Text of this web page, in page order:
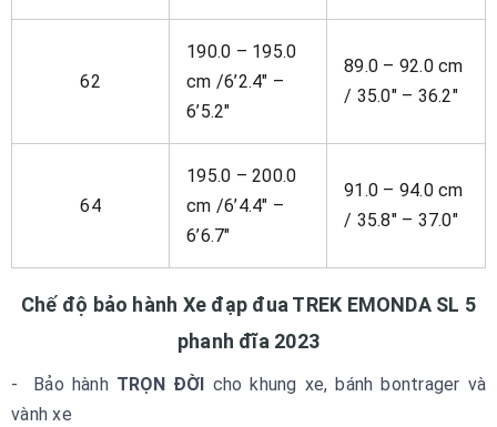
62
190.0 – 195.0
cm /6’2.4″ –
6’5.2″
89.0 – 92.0 cm
/ 35.0″ – 36.2″
64
195.0 – 200.0
cm /6’4.4″ –
6’6.7″
91.0 – 94.0 cm
/ 35.8″ – 37.0″
Chế độ bảo hành Xe đạp đua TREK EMONDA SL 5
phanh đĩa 2023
- Bảo hành TRỌN ĐỜI cho khung xe, bánh bontrager và
vành xe